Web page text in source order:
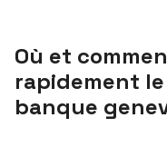
Où et
rapidement
banque